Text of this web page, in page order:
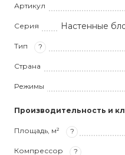
Артикул
Серия Настенные
Тип ?
Страна
Режимы
Производительность и
Площадь, м² ?
Компрессор ?